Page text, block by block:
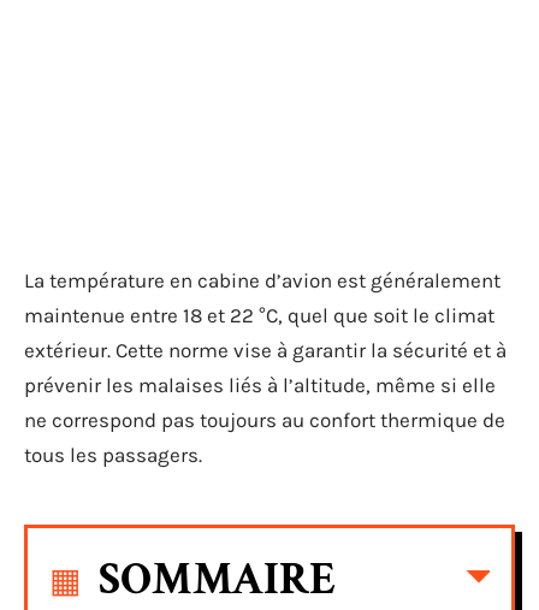
La température en cabine d’avion est généralement
maintenue entre 18 et 22 °C, quel que soit le climat
extérieur. Cette norme vise à garantir la sécurité et à
prévenir les malaises liés à l’altitude, même si elle
ne correspond pas toujours au confort thermique de
tous les passagers.
SOMMAIRE